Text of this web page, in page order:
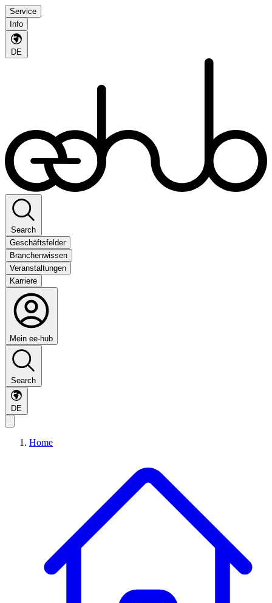
Service
Info
DE
Search
Geschäftsfelder
Branchenwissen
Veranstaltungen
Karriere
Mein ee-hub
Search
DE
Home